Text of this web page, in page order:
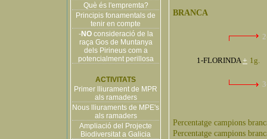
Què és l'empremta?
Principis fonamentals de
tenir en compte
-NOconsideració de la
raça Gos de Muntanya
dels Pirineus com a
potencialment perillosa
ACTIVITATS
Primer lliurament de MPR
als ramaders
Nous lliuraments de MPE's
als ramaders
Ampliació del Projecte
Biodiversitat a Galicia
BRANCA
1-FLORINDA+ 1g.
Percentatge campions
Percentatge campions